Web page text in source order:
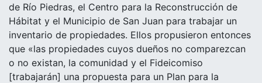
de Río Piedras, el Centro para la Reconstrucción de
Hábitat y el Municipio de San Juan para trabajar un
inventario de propiedades. Ellos propusieron entonces
que «las propiedades cuyos dueños no comparezcan
o no existan, la comunidad y el Fideicomiso
[trabajarán] una propuesta para un Plan para la